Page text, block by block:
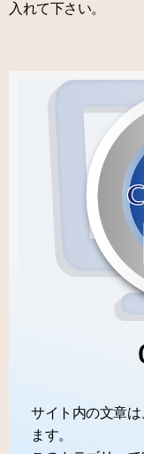
入れて下さい。
サイト内の文章
ます。